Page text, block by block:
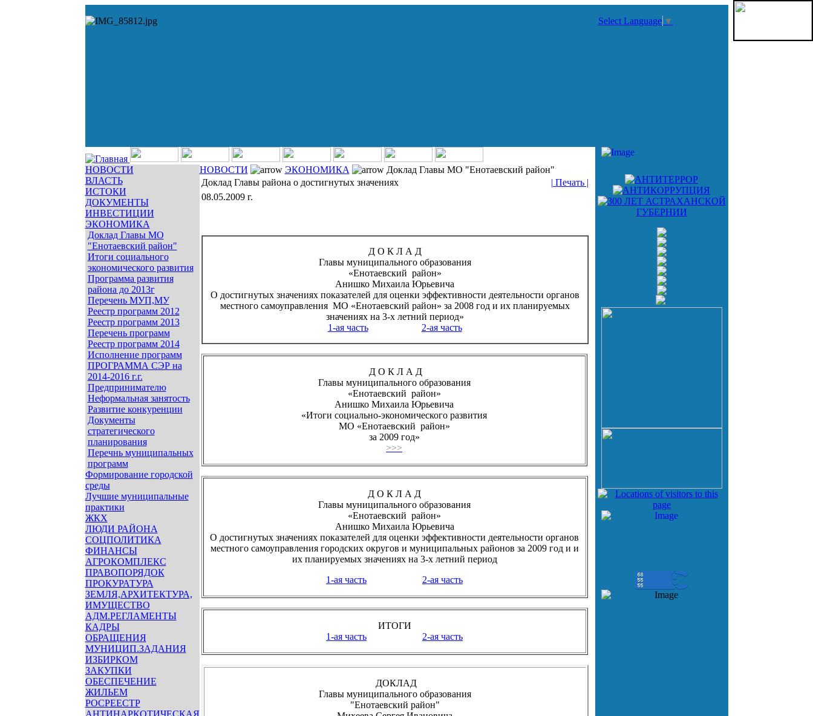
Select Language ▼
НОВОСТИ
ВЛАСТЬ
ИСТОКИ
ДОКУМЕНТЫ
ИНВЕСТИЦИИ
ЭКОНОМИКА
Доклад Главы МО
"Енотаевский район"
Итоги социального
экономического развития
Программа развития
района до 2013г
Перечень МУП,МУ
Реестр программ 2012
Реестр программ 2013
Перечень программ
Реестр программ 2014
Исполнение программ
ПРОГРАММА СЭР на
2014-2016 г.г.
Предпринимателю
Неформальная занятость
Развитие конкуренции
Документы
стратегического
планирования
Перечнь муниципальных
программ
Формирование городской
среды
Лучшие муниципальные
практики
ЖКХ
ЛЮДИ РАЙОНА
СОЦПОЛИТИКА
ФИНАНСЫ
АГРОКОМПЛЕКС
ПРАВОПОРЯДОК
ПРОКУРАТУРА
ЗЕМЛЯ,АРХИТЕКТУРА,
ИМУЩЕСТВО
АДМ.РЕГЛАМЕНТЫ
КАДРЫ
ОБРАЩЕНИЯ
МУНИЦИП.ЗАДАНИЯ
ИЗБИРКОМ
ЗАКУПКИ
ОБЕСПЕЧЕНИЕ
ЖИЛЬЕМ
РОСРЕЕСТР
АНТИНАРКОТИЧЕСКАЯ
НОВОСТИ ЭКОНОМИКА
Доклад Главы МО "Енотаевский район"
Доклад Главы района о достигнутых значениях
| Печать |
08.05.2009 г.
Д О К Л А Д
Главы муниципального образования
«Енотаевский район»
Анишко Михаила Юрьевича
О достигнутых значениях показателей для оценки эффективности деятельности органов
местного самоуправления МО «Енотаевский район» за 2008 год и их планируемых
значениях на 3-х летний период»
1-ая часть
2-ая часть
Д О К Л А Д
Главы муниципального образования
«Енотаевский район»
Анишко Михаила Юрьевича
«Итоги социально-экономического развития
МО «Енотаевский район»
за 2009 год»
>>>
Д О К Л А Д
Главы муниципального образования
«Енотаевский район»
Анишко Михаила Юрьевича
О достигнутых значениях показателей для оценки эффективности деятельности органов
местного самоуправления городских округов и муниципальных районов за 2009 год и и
их планируемых значениях на 3-х летний период
1-ая часть
2-ая часть
ИТОГИ
1-ая часть
2-ая часть
ДОКЛАД
Главы муниципального образования
"Енотаевский район"